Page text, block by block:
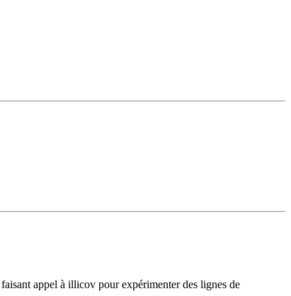
appel à illicov pour expérimenter des lignes de